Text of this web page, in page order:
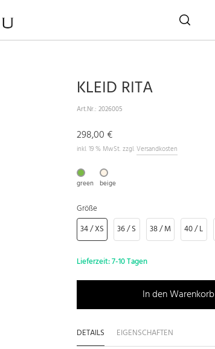
KLEID RITA
Art.Nr.: 2026005
298,00 €
inkl. 19 % MwSt. zzgl. Versandkosten
green beige
Größe
34 / XS
36 / S 38 / M 40 / L
Lieferzeit:7-10 Tagen
In den Warenkorb
DETAILS EIGENSCHAFTEN